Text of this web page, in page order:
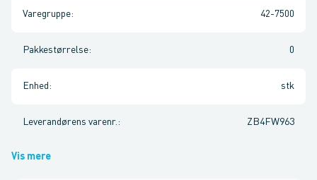
Varegruppe: 42-7500
Pakkestørrelse: 0
Enhed : stk
Leverandørens varenr. : ZB4FW963
Vis mere